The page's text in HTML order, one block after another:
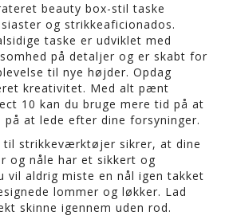
beauty box-stil taske
og strikkeaficionados.
taske er udviklet med
på detaljer og er skabt for
til nye højder. Opdag
kreativitet. Med alt pænt
10 kan du bruge mere tid på at
at lede efter dine forsyninger.
til strikkeværktøjer sikrer, at dine
og nåle har et sikkert og
vil aldrig miste en nål igen takket
lommer og løkker. Lad
skinne igennem uden rod.